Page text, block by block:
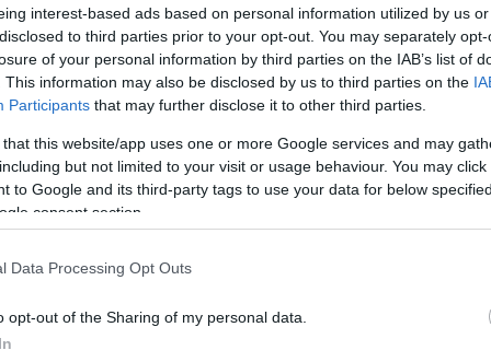
interest-based ads based on personal information utilized by us
to third parties prior to your opt-out. You may separately
of your personal information by third parties on the IAB’s list of
This information may also be disclosed by us to third parties on the
Participants that may further disclose it to other third parties.
that this website/app uses one or more Google services and may
but not limited to your visit or usage behaviour. You may
to Google and its third-party tags to use your data for below
consent section.
Data Processing Opt Outs
opt-out of the Sharing of my personal data.
Δρίκο στην 14μελη αποστολή της εθνικής
Κολινδρό και λίγο πριν την απογευματινή
θέση του Γιάννης Ρουμελιωτάκη που κόπηκε.
1999) Γιώργο Παπαλεξίου, δήλωσε στην
που θα μπορούσα να πάρω… Δεν περίμενα όταν
παραδέχθηκε ο πάντα χαμογελαστός
«Όλα έχουν γίνει πολύ γρήγορα, αλλά